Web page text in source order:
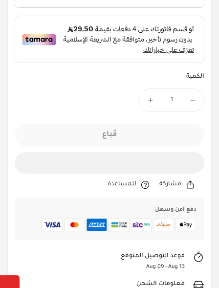
الكمية
مُباع
مشاركة للمساعدة
دفع آمن وسهل
موعد التوصيل المتوقع
Aug 09 - Aug 13
معلومات الشحن